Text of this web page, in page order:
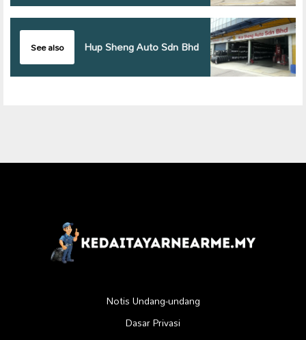
See also Hup Sheng Auto Sdn Bhd
Notis Undang-undang
Dasar Privasi